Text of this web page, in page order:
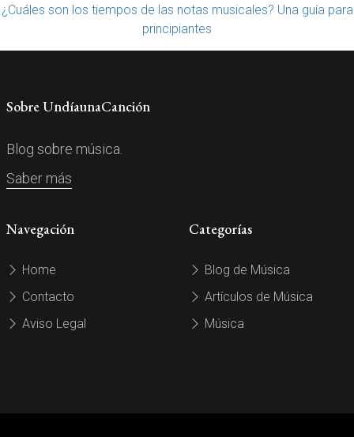
¿Cuáles son los tiempos de las notas musicales? Una guía para
principiantes
Sobre UndíaunaCanción
Blog sobre música.
Saber más
Navegación
Home
Contacto
Aviso Legal
Categorías
Blog de Música
Artículos de Música
Música